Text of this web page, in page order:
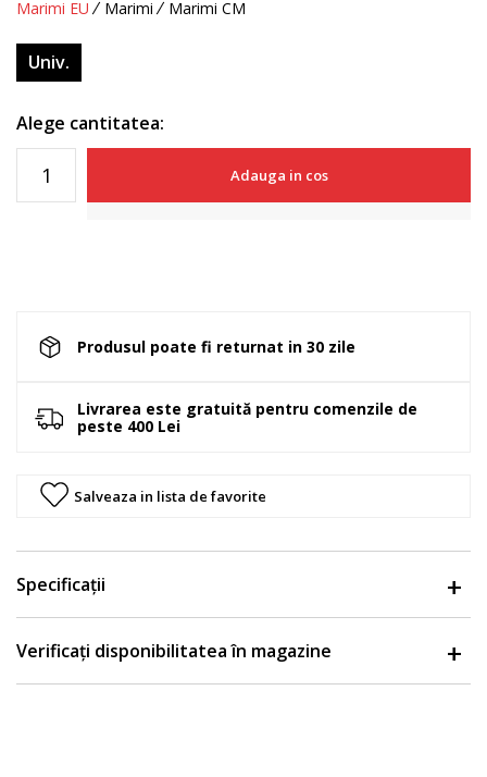
Marimi EU Marimi Marimi CM
Univ.
Alege cantitatea:
Adauga in cos
Produsul poate fi returnat in 30 zile
Livrarea este gratuită pentru comenzile de
peste 400 Lei
Salveaza in lista de favorite
Specificații
Verificați disponibilitatea în magazine